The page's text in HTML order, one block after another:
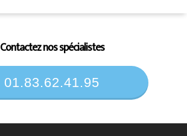
Contactez nos spécialistes
01.83.62.41.95